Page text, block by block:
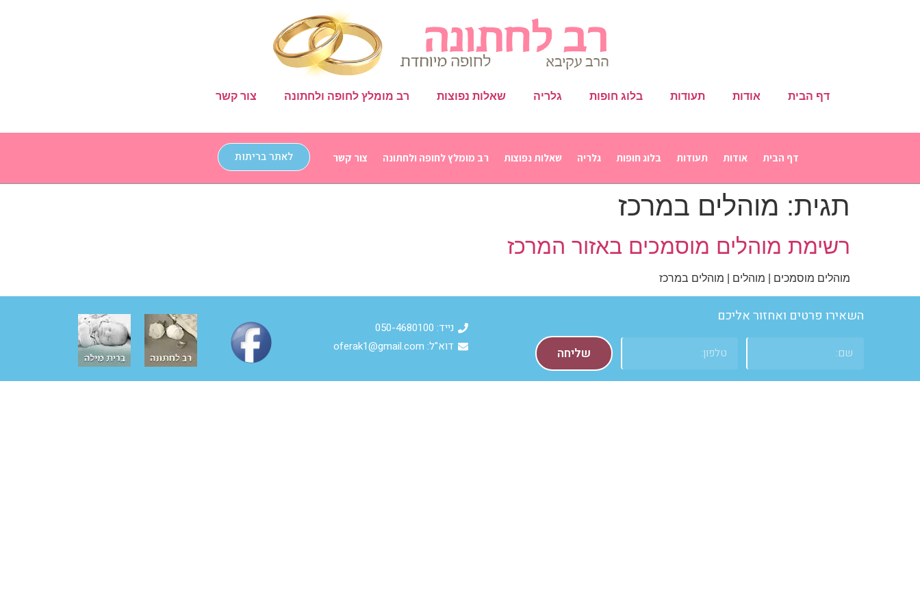
דף הבית אודות תעודות בלוג חופות גלריה שאלות נפוצות רב מומלץ לחופה ולחתונה צור קשר
דף הבית אודות תעודות בלוג חופות גלריה שאלות נפוצות רב מומלץ לחופה ולחתונה צור קשר לאתר בריתות
תגית: מוהלים במרכז
רשימת מוהלים מוסמכים באזור המרכז
מוהלים מוסמכים | מוהלים | מוהלים במרכז
השאירו פרטים ואחזור אליכם
שליחה
נייד: 050-4680100
דוא"ל: oferak1@gmail.com